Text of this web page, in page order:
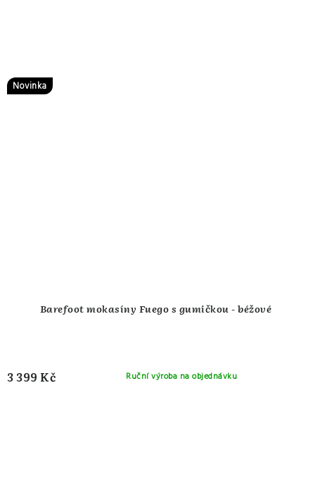
Barefoot mokasíny Fuego s gumičkou - béžové
Novinka
Ruční výroba na objednávku
3 399 Kč